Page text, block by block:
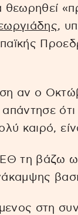
θεωρηθεί
,
αν ο
καιρό,
τη βάζω
στη